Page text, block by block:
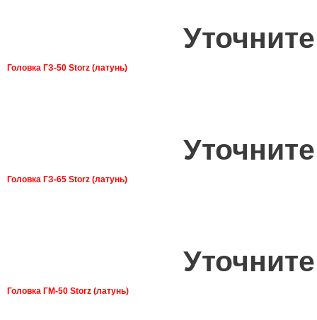
Головка ГЗ-50 Storz (латунь)
Головка ГЗ-65 Storz (латунь)
Головка ГМ-50 Storz (латунь)